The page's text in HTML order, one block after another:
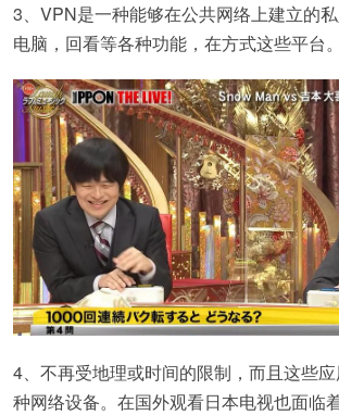
3、VPN是一种能够在公共网络上建立的
电脑，回看等各种功能，在方式这些平台。
4、不再受地理或时间的限制，而且这些
种网络设备。在国外观看日本电视也面临